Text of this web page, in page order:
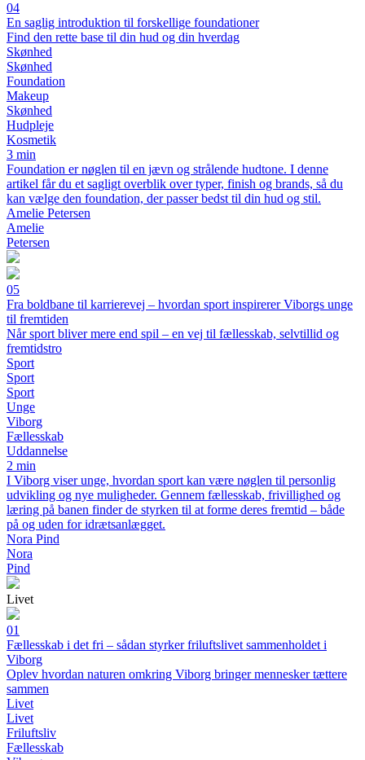
04
En saglig introduktion til forskellige foundationer
Find den rette base til din hud og din hverdag
Skønhed
Skønhed
Foundation
Makeup
Skønhed
Hudpleje
Kosmetik
3 min
Foundation er nøglen til en jævn og strålende hudtone. I denne
artikel får du et sagligt overblik over typer, finish og brands, så du
kan vælge den foundation, der passer bedst til din hud og stil.
Amelie Petersen
Amelie
Petersen
05
Fra boldbane til karrierevej – hvordan sport inspirerer Viborgs unge
til fremtiden
Når sport bliver mere end spil – en vej til fællesskab, selvtillid og
fremtidstro
Sport
Sport
Sport
Unge
Viborg
Fællesskab
Uddannelse
2 min
I Viborg viser unge, hvordan sport kan være nøglen til personlig
udvikling og nye muligheder. Gennem fællesskab, frivillighed og
læring på banen finder de styrken til at forme deres fremtid – både
på og uden for idrætsanlægget.
Nora Pind
Nora
Pind
Livet
01
Fællesskab i det fri – sådan styrker friluftslivet sammenholdet i
Viborg
Oplev hvordan naturen omkring Viborg bringer mennesker tættere
sammen
Livet
Livet
Friluftsliv
Fællesskab